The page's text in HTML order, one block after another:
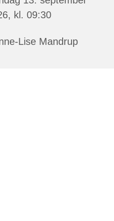
kl. 09:30
Lise Mandrup